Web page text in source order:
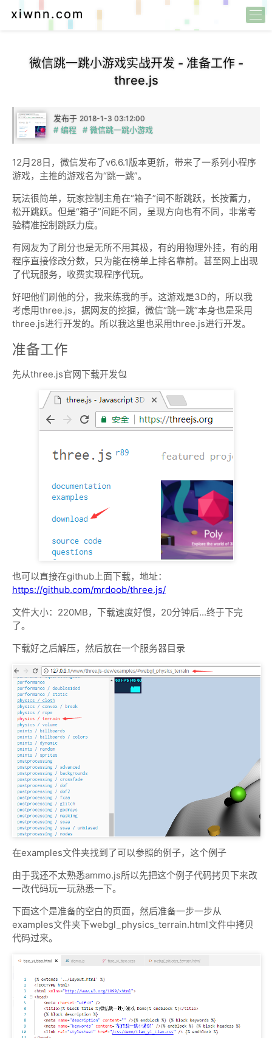
xiwnn.com
微信跳一跳小游戏实战开发 - 准备工作 -
three.js
发布于 2018-1-3 03:12:00
# 编程 # 微信跳一跳小游戏
12月28日，微信发布了v6.6.1版本更新，带来了一系列小程序
游戏，主推的游戏名为“跳一跳”。
玩法很简单，玩家控制主角在“箱子”间不断跳跃，长按蓄力，
松开跳跃。但是“箱子”间距不同，呈现方向也有不同，非常考
验精准控制跳跃力度。
有网友为了刷分也是无所不用其极，有的用物理外挂，有的用
程序直接修改分数，只为能在榜单上排名靠前。甚至网上出现
了代玩服务，收费实现程序代玩。
好吧他们刷他的分，我来练我的手。这游戏是3D的，所以我
考虑用three.js，据网友的挖掘，微信“跳一跳”本身也是采用
three.js进行开发的。所以我这里也采用three.js进行开发。
准备工作
先从three.js官网下载开发包
也可以直接在github上面下载，地址：
https://github.com/mrdoob/three.js/
文件大小：220MB，下载速度好慢，20分钟后...终于下完
了。
下载好之后解压，然后放在一个服务器目录
在examples文件夹找到了可以参照的例子，这个例子
由于我还不太熟悉ammo.js所以先把这个例子代码拷贝下来改
一改代码玩一玩熟悉一下。
下面这个是准备的空白的页面，然后准备一步一步从
examples文件夹下webgl_physics_terrain.html文件中拷贝
代码过来。